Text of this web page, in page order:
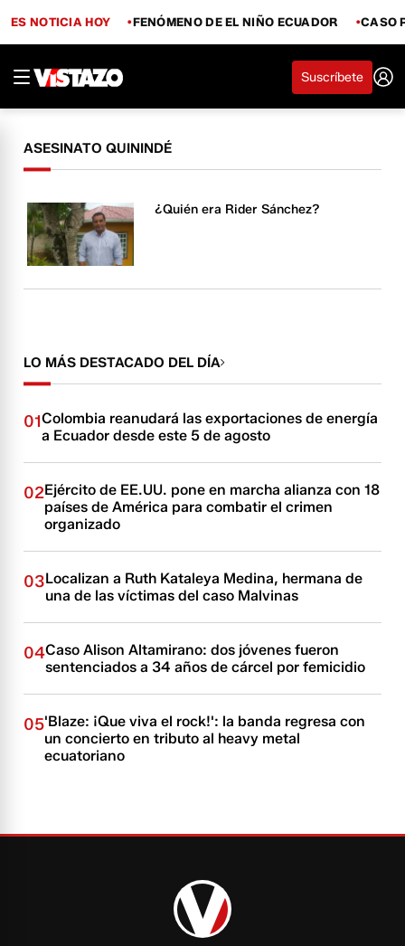
ES NOTICIA HOY FENÓMENO DE EL NIÑO ECUADOR CASO
Suscríbete
ASESINATO QUININDÉ
¿Quién era Rider Sánchez?
LO MÁS DESTACADO DEL DÍA
01Colombia reanudará las exportaciones de energía
a Ecuador desde este 5 de agosto
02Ejército de EE.UU. pone en marcha alianza con 18
países de América para combatir el crimen
organizado
03Localizan a Ruth Kataleya Medina, hermana de
una de las víctimas del caso Malvinas
04Caso Alison Altamirano: dos jóvenes fueron
sentenciados a 34 años de cárcel por femicidio
05'Blaze: ¡Que viva el rock!': la banda regresa con
un concierto en tributo al heavy metal
ecuatoriano